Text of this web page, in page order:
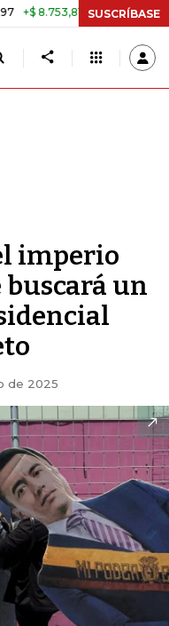
+2,19% TASA DE
SUSCRÍBASE
imperio
un
de 2025